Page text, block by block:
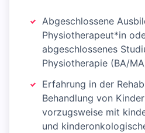
Abgeschlossene
Physiotherapeut*in
abgeschlossenes
Physiotherapie (BA/
Erfahrung in der
Behandlung von
vorzugsweise mit
und